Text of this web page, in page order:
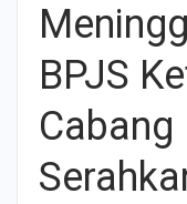
BPJS
Cabang